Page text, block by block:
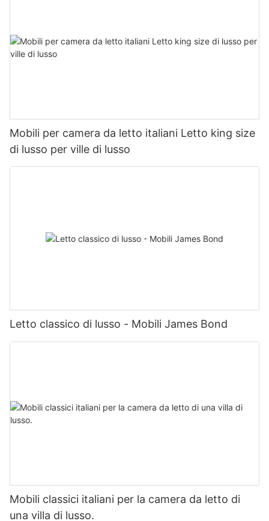
Mobili per camera da letto italiani Letto king size
di lusso per ville di lusso
Letto classico di lusso - Mobili James Bond
Mobili classici italiani per la camera da letto di
una villa di lusso.